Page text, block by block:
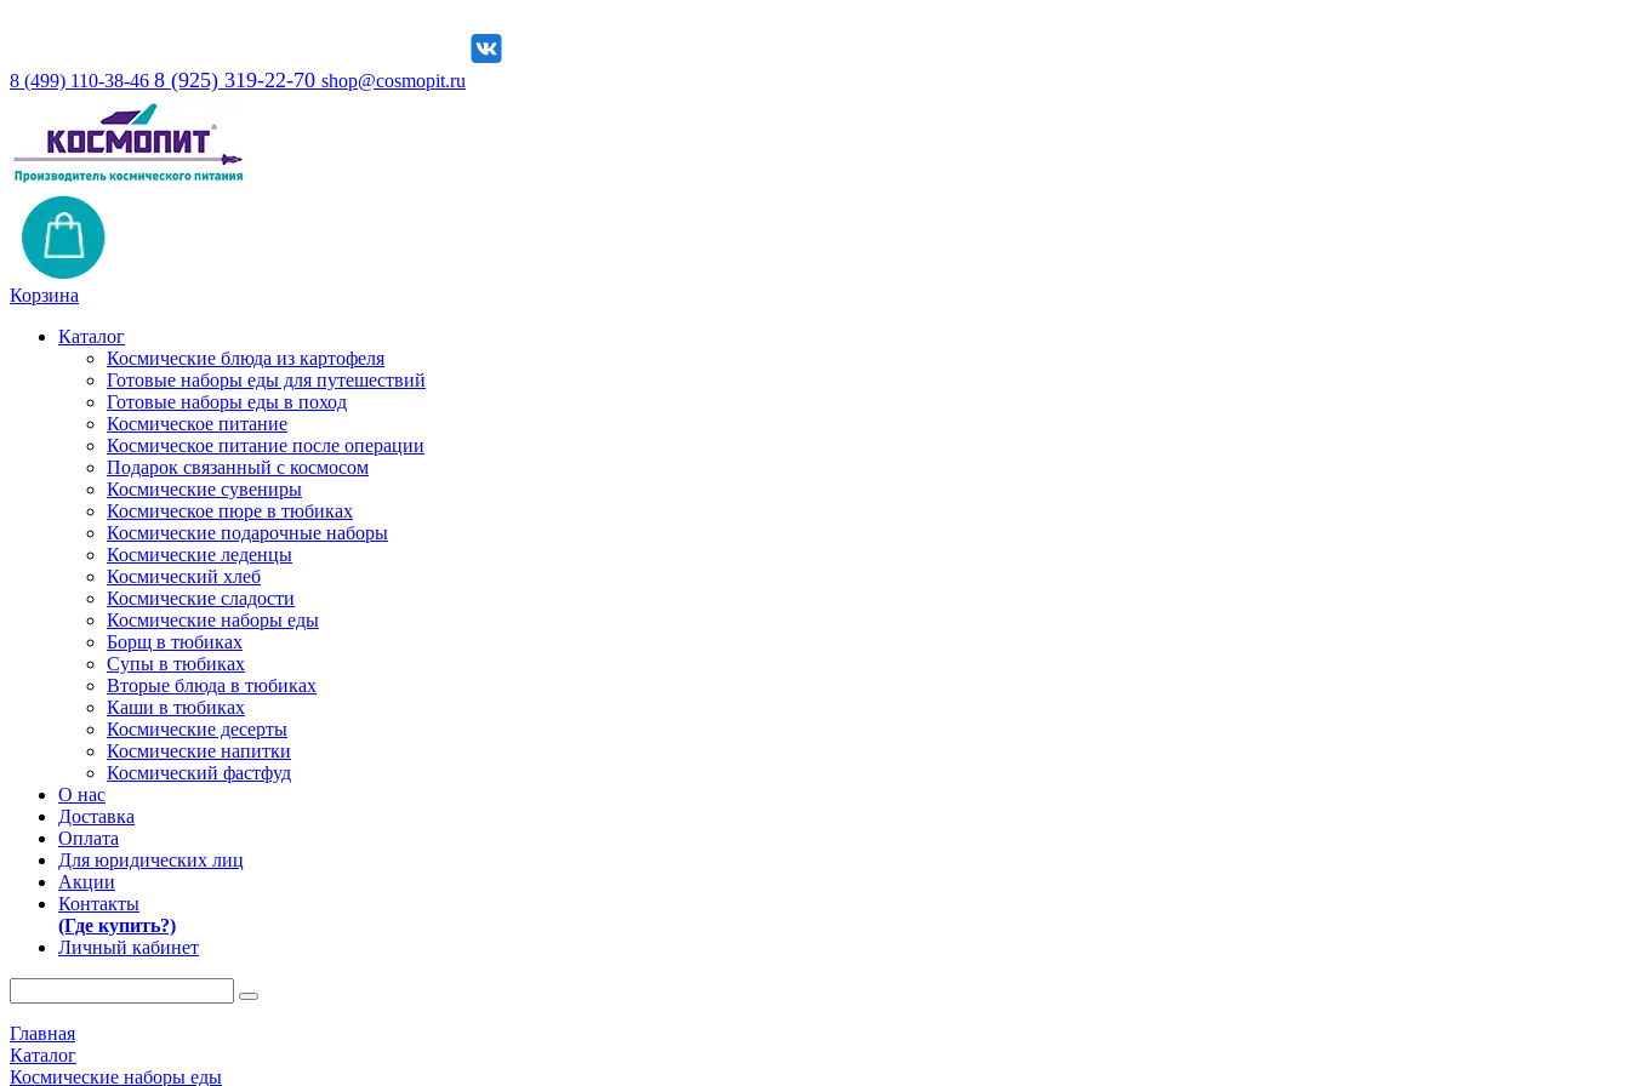
8 (499) 110-38-46 8 (925) 319-22-70 shop@cosmopit.ru
Корзина
Каталог
Космические блюда из картофеля
Готовые наборы еды для путешествий
Готовые наборы еды в поход
Космическое питание
Космическое питание после операции
Подарок связанный с космосом
Космические сувениры
Космическое пюре в тюбиках
Космические подарочные наборы
Космические леденцы
Космический хлеб
Космические сладости
Космические наборы еды
Борщ в тюбиках
Супы в тюбиках
Вторые блюда в тюбиках
Каши в тюбиках
Космические десерты
Космические напитки
Космический фастфуд
О нас
Доставка
Оплата
Для юридических лиц
Акции
Контакты
(Где купить?)
Личный кабинет
Главная
Каталог
Космические наборы еды